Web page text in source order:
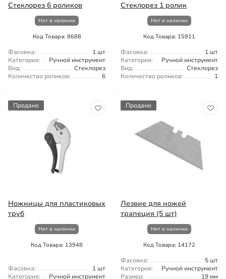
Стеклорез 6 роликов
Нет в наличии
Код Товара: 8688
Фасовка:
1 шт
Категория:
Ручной инструмент
Вид:
Стеклорез
Количество роликов:
6
Стеклорез 1 ролик
Нет в наличии
Код Товара: 15911
Фасовка:
1 шт
Категория:
Ручной инструмент
Вид:
Стеклорез
Количество роликов:
1
Продано
Ножницы для пластиковых
труб
Нет в наличии
Код Товара: 13948
Фасовка:
1 шт
Категория:
Ручной инструмент
Продано
Лезвие для ножей
трапеция (5 шт)
Нет в наличии
Код Товара: 14172
Фасовка:
5 шт
Категория:
Ручной инструмент
Размер:
19 мм